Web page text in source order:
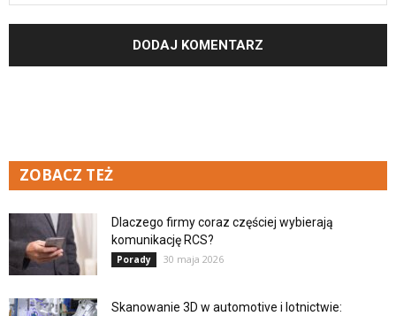
ZOBACZ TEŻ
Dlaczego firmy coraz częściej wybierają
komunikację RCS?
Porady 30 maja 2026
Skanowanie 3D w automotive i lotnictwie: